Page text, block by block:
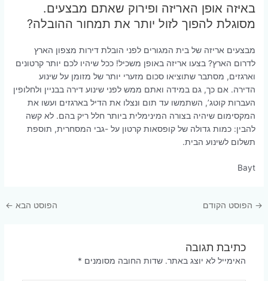
באיזה אופן האריזה ופירוק שאתם מבצעים.
מסוגלת להפוך לזול יותר את תמחור ההובלה?
מבצעים אריזה של בית המגורים לפני הובלת דירות מצפון הארץ
לדרום הארץ? בצעו אריזה באופן משכיל! ככל שיהיו לכם יותר קרטונים
וארגזים, מסתבר שתוציאו סכום מזערי יותר של מזומן על שינוע
הדירה. אם כך, גם במידה ואתם ממש לפני שינוע דירה בבניין ולחלופין
העברות קוטג’, השתמשו עד תום ונצלו את הדיל בארגזים ועשו את
המקסימום שיהיה בצורה המינימלית ביותר חלל ריק בהם. לא קשה
להבין: כמות גדולה של קופסאות קרטון על -גבי המסחרית, תוספת
תשלום לשינוע הבית.
Bayt
Post
→ הפוסט הקודם הפוסט הבא ←
כתיבת תגובה
האימייל לא יוצג באתר. שדות החובה מסומנים *